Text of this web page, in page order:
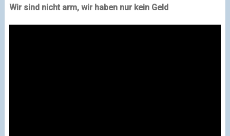
Wir sind nicht arm, wir haben nur kein Geld